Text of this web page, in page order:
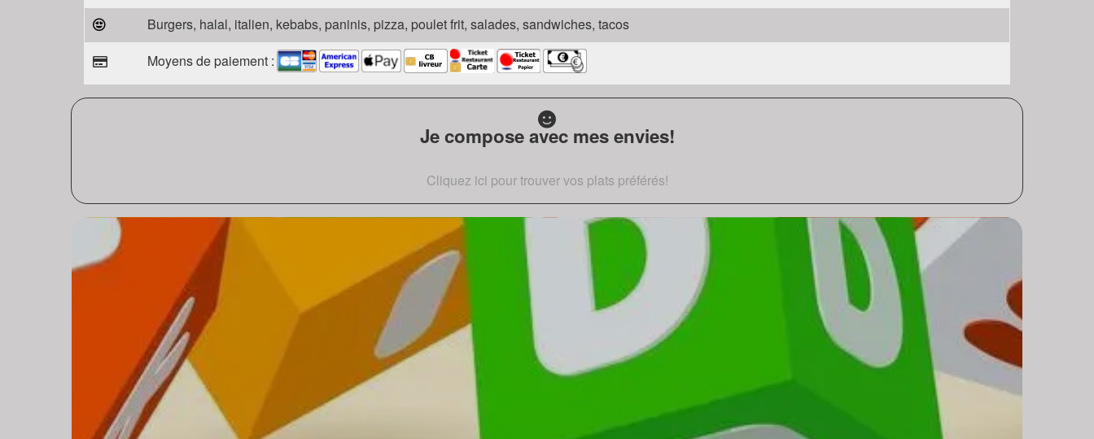
Burgers, halal, italien, kebabs, paninis, pizza, poulet frit, salades, sandwiches, tacos
Moyens de paiement :
Je compose avec mes envies!
Cliquez ici pour trouver vos plats préférés!